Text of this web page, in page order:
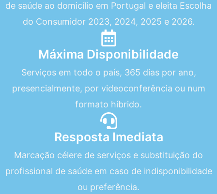
de saúde ao domicílio em Portugal e eleita Escolha
do Consumidor 2023, 2024, 2025 e 2026.
Máxima Disponibilidade
Serviços em todo o país, 365 dias por ano,
presencialmente, por videoconferência ou num
formato híbrido.
Resposta Imediata
Marcação célere de serviços e substituição do
profissional de saúde em caso de indisponibilidade
ou preferência.